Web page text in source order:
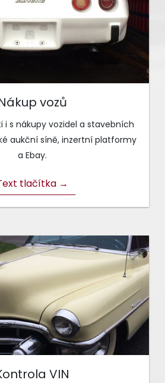
vozů
i s nákupy vozidel a stavebních
aukční síně, inzertní platformy
a Ebay.
tlačítka →
VIN